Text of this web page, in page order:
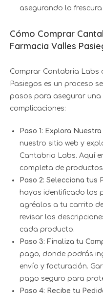
asegurando la
Cómo Comprar
Farmacia Valles
Comprar Cantabria Labs
Pasiegos es un proceso
pasos para asegurar una
complicaciones:
Paso 1: Explora
nuestro sitio web y
Cantabria Labs. Aquí
completa de
Paso 2: Selecciona tus
hayas identificado los
agréalos a tu carrito
revisar las
cada producto.
Paso 3: Finaliza tu
pago, donde podrás
envío y facturación.
pago seguro para
Paso 4: Recibe tu